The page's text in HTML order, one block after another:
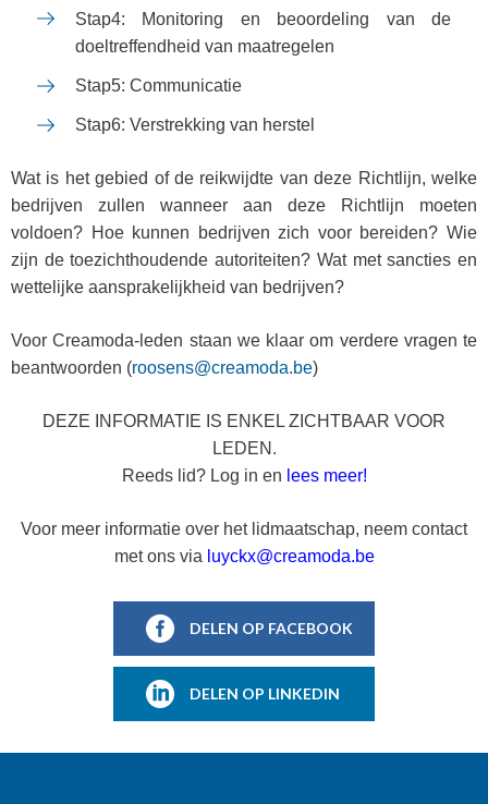
Stap4: Monitoring en beoordeling van de
doeltreffendheid van maatregelen
Stap5: Communicatie
Stap6: Verstrekking van herstel
Wat is het gebied of de reikwijdte van deze Richtlijn, welke
bedrijven zullen wanneer aan deze Richtlijn moeten
voldoen? Hoe kunnen bedrijven zich voor bereiden? Wie
zijn de toezichthoudende autoriteiten? Wat met sancties en
wettelijke aansprakelijkheid van bedrijven?
Voor Creamoda-leden staan we klaar om verdere vragen te
beantwoorden (roosens@creamoda.be)
DEZE INFORMATIE IS ENKEL ZICHTBAAR VOOR
LEDEN.
Reeds lid? Log in en lees meer!
Voor meer informatie over het lidmaatschap, neem contact
met ons via luyckx@creamoda.be
DELEN OP FACEBOOK
DELEN OP LINKEDIN